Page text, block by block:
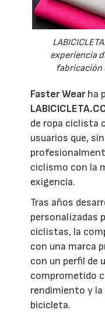
experiencia
fabricación
Faster Wearha
de ropa ciclista
usuarios que,
ciclismo con la
exigencia.
Tras años
personalizadas
ciclistas, la
con una marca
con un perfil de
comprometido
rendimiento y la
bicicleta.